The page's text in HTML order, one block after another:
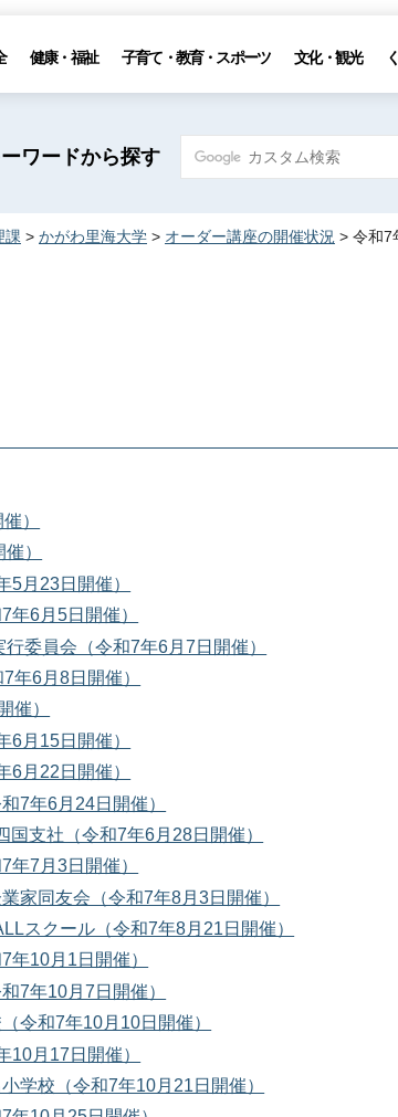
健康・福祉 子育て・教育・スポーツ 文化・観光
ワードから探す
課 > かがわ里海大学 > オーダー講座の開催状況 > 令和7
）
）
5月23日開催）
年6月5日開催）
委員会（令和7年6月7日開催）
年6月8日開催）
催）
6月15日開催）
6月22日開催）
7年6月24日開催）
支社（令和7年6月28日開催）
年7月3日開催）
家同友会（令和7年8月3日開催）
スクール（令和7年8月21日開催）
年10月1日開催）
7年10月7日開催）
令和7年10月10日開催）
10月17日開催）
学校（令和7年10月21日開催）